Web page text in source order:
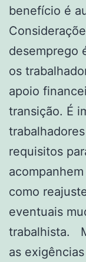
benefício é
desemprego
os
apoio
transição. É
requisitos
como
eventuais
trabalhista.
as